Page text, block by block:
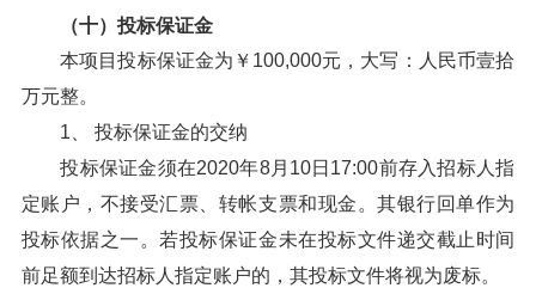
（十）投标保证金
本项目投标保证金为￥100,000元，大写：人民币壹拾
万元整。
1、 投标保证金的交纳
投标保证金须在2020年8月10日17:00前存入招标人指
定账户，不接受汇票、转帐支票和现金。其银行回单作为
投标依据之一。若投标保证金未在投标文件递交截止时间
前足额到达招标人指定账户的，其投标文件将视为废标。